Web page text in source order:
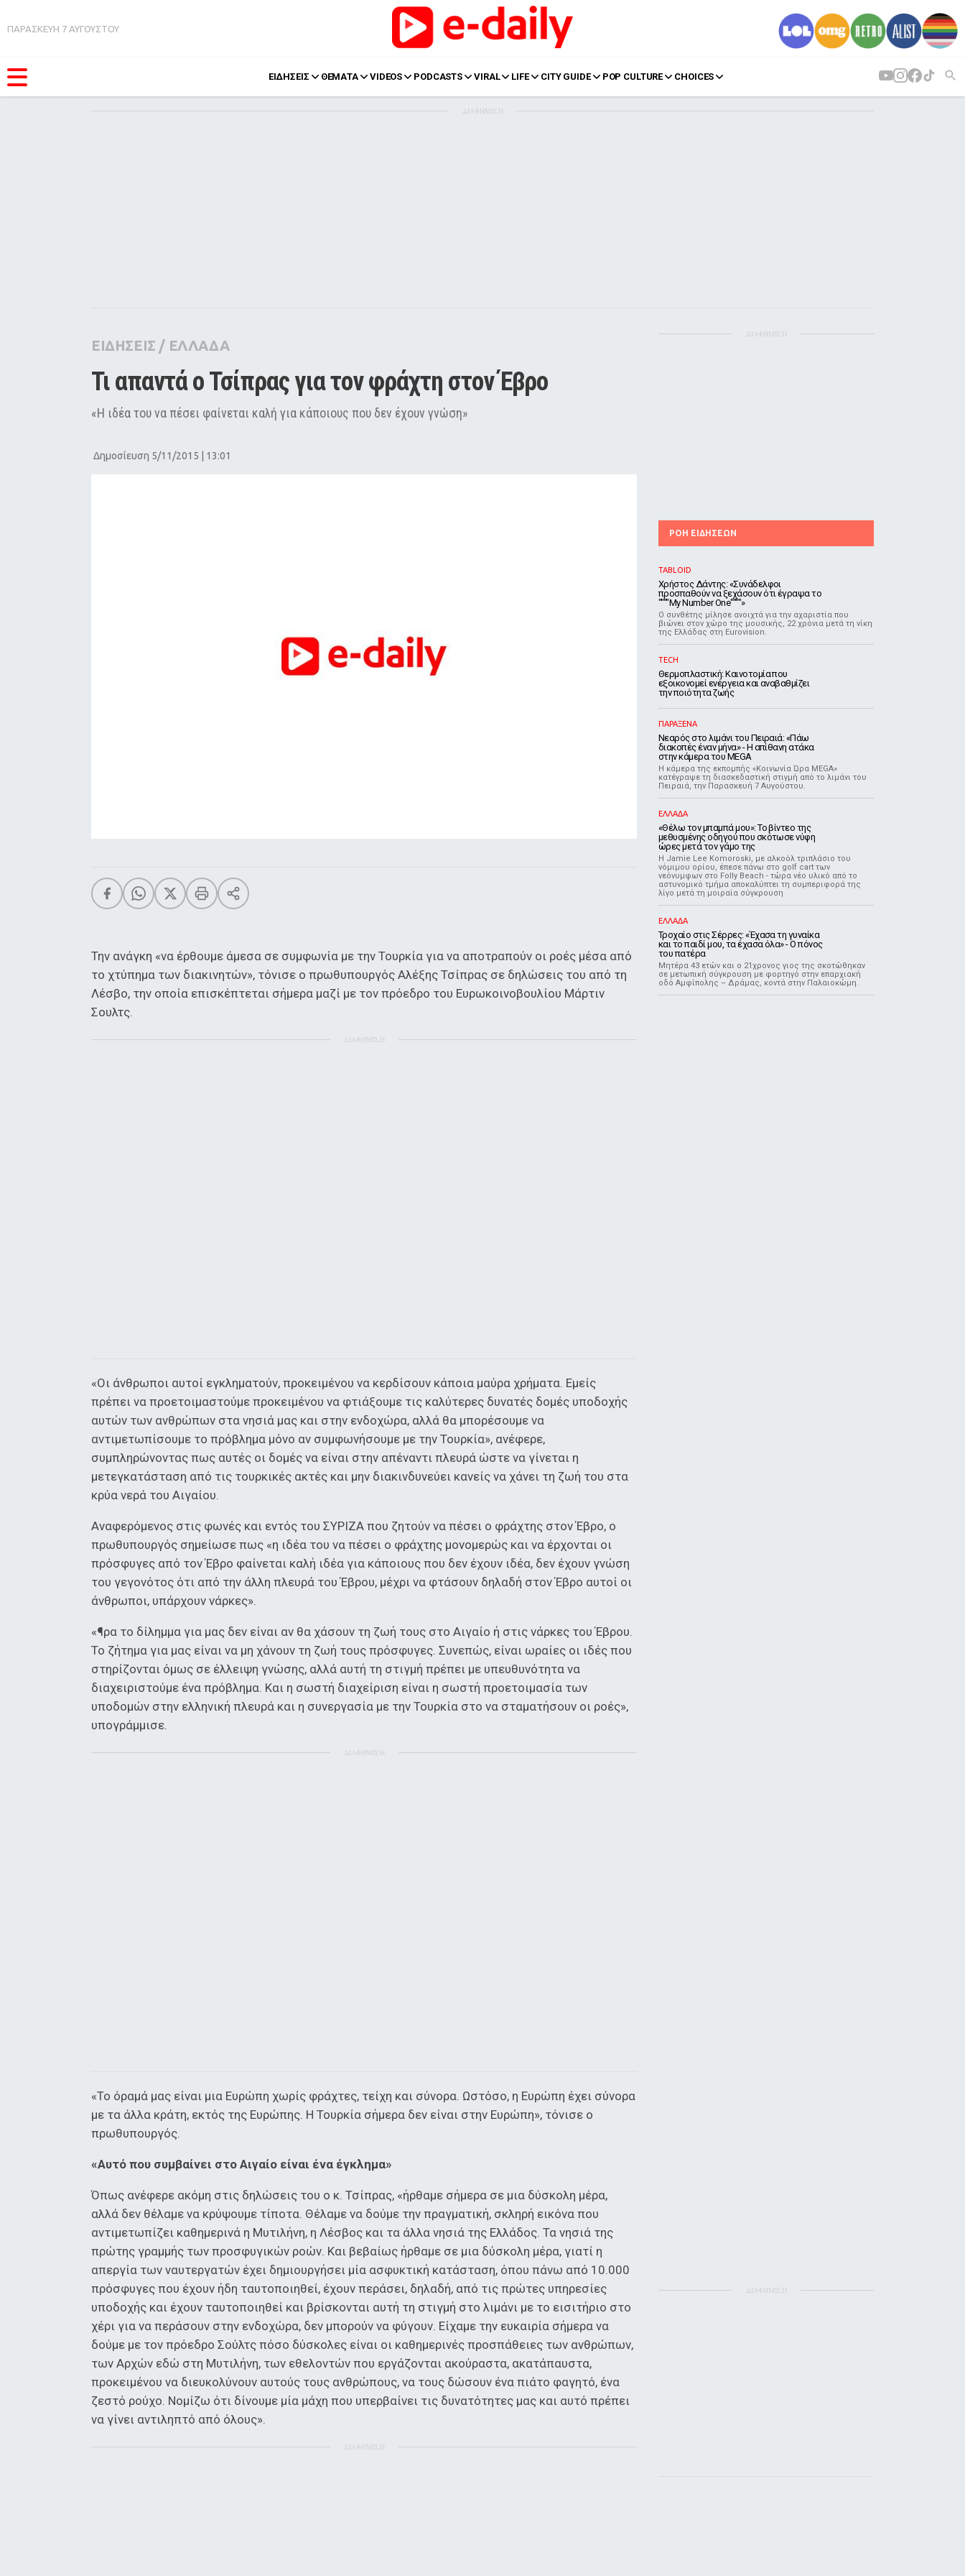
ΠΑΡΑΣΚΕΥΗ 7 ΑΥΓΟΥΣΤΟΥ
ΕΙΔΗΣΕΙΣ ΘΕΜΑΤΑ VIDEOS PODCASTS VIRAL LIFE CITY GUIDE POP CULTURE CHOICES
Pop Culture
Agenda
ΔΙΑΦΗΜΙΣΗ
ΕΙΔΗΣΕΙΣ / ΕΛΛΑΔΑ
Τι απαντά ο Τσίπρας για τον φράχτη στον Έβρο
«Η ιδέα του να πέσει φαίνεται καλή για κάποιους που δεν έχουν γνώση»
Δημοσίευση 5/11/2015 | 13:01
Την ανάγκη «να έρθουμε άμεσα σε συμφωνία με την Τουρκία για να αποτραπούν οι ροές μέσα από
το χτύπημα των διακινητών», τόνισε ο πρωθυπουργός Αλέξης Τσίπρας σε δηλώσεις του από τη
Λέσβο, την οποία επισκέπτεται σήμερα μαζί με τον πρόεδρο του Ευρωκοινοβουλίου Μάρτιν
Σουλτς.
ΔΙΑΦΗΜΙΣΗ
«Οι άνθρωποι αυτοί εγκληματούν, προκειμένου να κερδίσουν κάποια μαύρα χρήματα. Εμείς
πρέπει να προετοιμαστούμε προκειμένου να φτιάξουμε τις καλύτερες δυνατές δομές υποδοχής
αυτών των ανθρώπων στα νησιά μας και στην ενδοχώρα, αλλά θα μπορέσουμε να
αντιμετωπίσουμε το πρόβλημα μόνο αν συμφωνήσουμε με την Τουρκία», ανέφερε,
συμπληρώνοντας πως αυτές οι δομές να είναι στην απέναντι πλευρά ώστε να γίνεται η
μετεγκατάσταση από τις τουρκικές ακτές και μην διακινδυνεύει κανείς να χάνει τη ζωή του στα
κρύα νερά του Αιγαίου.
Αναφερόμενος στις φωνές και εντός του ΣΥΡΙΖΑ που ζητούν να πέσει ο φράχτης στον Έβρο, ο
πρωθυπουργός σημείωσε πως «η ιδέα του να πέσει ο φράχτης μονομερώς και να έρχονται οι
πρόσφυγες από τον Έβρο φαίνεται καλή ιδέα για κάποιους που δεν έχουν ιδέα, δεν έχουν γνώση
του γεγονότος ότι από την άλλη πλευρά του Έβρου, μέχρι να φτάσουν δηλαδή στον Έβρο αυτοί οι
άνθρωποι, υπάρχουν νάρκες».
«¶ρα το δίλημμα για μας δεν είναι αν θα χάσουν τη ζωή τους στο Αιγαίο ή στις νάρκες του Έβρου.
Το ζήτημα για μας είναι να μη χάνουν τη ζωή τους πρόσφυγες. Συνεπώς, είναι ωραίες οι ιδές που
στηρίζονται όμως σε έλλειψη γνώσης, αλλά αυτή τη στιγμή πρέπει με υπευθυνότητα να
διαχειριστούμε ένα πρόβλημα. Και η σωστή διαχείριση είναι η σωστή προετοιμασία των
υποδομών στην ελληνική πλευρά και η συνεργασία με την Τουρκία στο να σταματήσουν οι ροές»,
υπογράμμισε.
ΔΙΑΦΗΜΙΣΗ
«Το όραμά μας είναι μια Ευρώπη χωρίς φράχτες, τείχη και σύνορα. Ωστόσο, η Ευρώπη έχει σύνορα
με τα άλλα κράτη, εκτός της Ευρώπης. Η Τουρκία σήμερα δεν είναι στην Ευρώπη», τόνισε ο
πρωθυπουργός.
«Αυτό που συμβαίνει στο Αιγαίο είναι ένα έγκλημα»
Όπως ανέφερε ακόμη στις δηλώσεις του ο κ. Τσίπρας, «ήρθαμε σήμερα σε μια δύσκολη μέρα,
αλλά δεν θέλαμε να κρύψουμε τίποτα. Θέλαμε να δούμε την πραγματική, σκληρή εικόνα που
αντιμετωπίζει καθημερινά η Μυτιλήνη, η Λέσβος και τα άλλα νησιά της Ελλάδος. Τα νησιά της
πρώτης γραμμής των προσφυγικών ροών. Και βεβαίως ήρθαμε σε μια δύσκολη μέρα, γιατί η
απεργία των ναυτεργατών έχει δημιουργήσει μία ασφυκτική κατάσταση, όπου πάνω από 10.000
πρόσφυγες που έχουν ήδη ταυτοποιηθεί, έχουν περάσει, δηλαδή, από τις πρώτες υπηρεσίες
υποδοχής και έχουν ταυτοποιηθεί και βρίσκονται αυτή τη στιγμή στο λιμάνι με το εισιτήριο στο
χέρι για να περάσουν στην ενδοχώρα, δεν μπορούν να φύγουν. Είχαμε την ευκαιρία σήμερα να
δούμε με τον πρόεδρο Σούλτς πόσο δύσκολες είναι οι καθημερινές προσπάθειες των ανθρώπων,
των Αρχών εδώ στη Μυτιλήνη, των εθελοντών που εργάζονται ακούραστα, ακατάπαυστα,
προκειμένου να διευκολύνουν αυτούς τους ανθρώπους, να τους δώσουν ένα πιάτο φαγητό, ένα
ζεστό ρούχο. Νομίζω ότι δίνουμε μία μάχη που υπερβαίνει τις δυνατότητες μας και αυτό πρέπει
να γίνει αντιληπτό από όλους».
ΔΙΑΦΗΜΙΣΗ
ΔΙΑΦΗΜΙΣΗ
ΡΟΗ ΕΙΔΗΣΕΩΝ
TABLOID
Χρήστος Δάντης: «Συνάδελφοι
προσπαθούν να ξεχάσουν ότι έγραψα το
""""My Number One""""»
Ο συνθέτης μίλησε ανοιχτά για την αχαριστία που
βιώνει στον χώρο της μουσικής, 22 χρόνια μετά τη νίκη
της Ελλάδας στη Eurovision.
TECH
Θερμοπλαστική: Καινοτομία που
εξοικονομεί ενέργεια και αναβαθμίζει
την ποιότητα ζωής
ΠΑΡΑΞΕΝΑ
Νεαρός στο λιμάνι του Πειραιά: «Πάω
διακοπές έναν μήνα» - Η απίθανη ατάκα
στην κάμερα του MEGA
Η κάμερα της εκπομπής «Κοινωνία Ώρα MEGA»
κατέγραψε τη διασκεδαστική στιγμή από το λιμάνι του
Πειραιά, την Παρασκευή 7 Αυγούστου.
ΕΛΛΑΔΑ
«Θέλω τον μπαμπά μου»: Το βίντεο της
μεθυσμένης οδηγού που σκότωσε νύφη
ώρες μετά τον γάμο της
Η Jamie Lee Komoroski, με αλκοόλ τριπλάσιο του
νόμιμου ορίου, έπεσε πάνω στο golf cart των
νεόνυμφων στο Folly Beach - τώρα νέο υλικό από το
αστυνομικό τμήμα αποκαλύπτει τη συμπεριφορά της
λίγο μετά τη μοιραία σύγκρουση
ΕΛΛΑΔΑ
Τροχαίο στις Σέρρες: «Έχασα τη γυναίκα
και το παιδί μου, τα έχασα όλα» - Ο πόνος
του πατέρα
Μητέρα 43 ετών και ο 21χρονος γιος της σκοτώθηκαν
σε μετωπική σύγκρουση με φορτηγό στην επαρχιακή
οδό Αμφίπολης – Δράμας, κοντά στην Παλαιοκώμη.
ΔΙΑΦΗΜΙΣΗ